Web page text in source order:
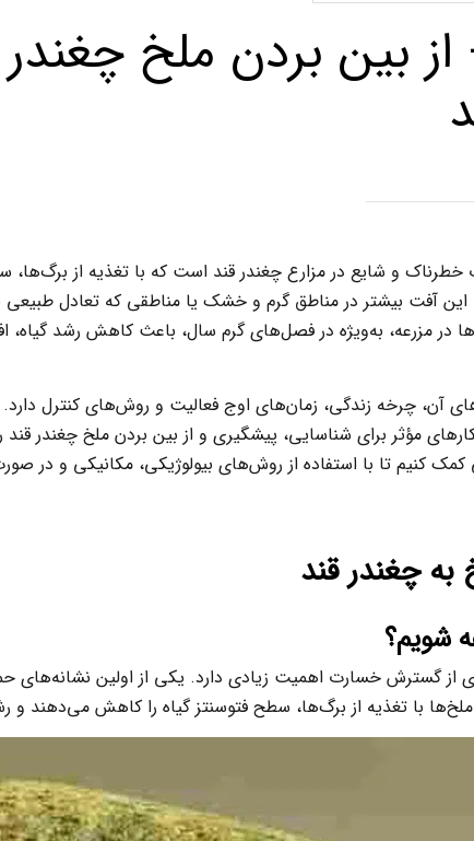
بین بردن ملخ چغندر
و شایع در مزارع چغندر قند است که با تغذیه از برگ‌ها،
این آفت بیشتر در مناطق گرم و خشک یا مناطقی که تعادل
در مزرعه، به‌ویژه در فصل‌های گرم سال، باعث کاهش رشد
آن، چرخه زندگی، زمان‌های اوج فعالیت و روش‌های کنترل
مؤثر برای شناسایی، پیشگیری و از بین بردن ملخ چغندر
کمک کنیم تا با استفاده از روش‌های بیولوژیکی، مکانیکی و در
به چغندر قند
شویم؟
از گسترش خسارت اهمیت زیادی دارد. یکی از اولین نشانه‌های
با تغذیه از برگ‌ها، سطح فتوسنتز گیاه را کاهش می‌دهند و